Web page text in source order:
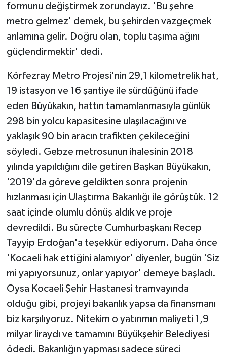
formunu değiştirmek zorundayız. 'Bu şehre
metro gelmez' demek, bu şehirden vazgeçmek
anlamına gelir. Doğru olan, toplu taşıma ağını
güçlendirmektir' dedi.
Körfezray Metro Projesi'nin 29,1 kilometrelik hat,
19 istasyon ve 16 şantiye ile sürdüğünü ifade
eden Büyükakın, hattın tamamlanmasıyla günlük
298 bin yolcu kapasitesine ulaşılacağını ve
yaklaşık 90 bin aracın trafikten çekileceğini
söyledi. Gebze metrosunun ihalesinin 2018
yılında yapıldığını dile getiren Başkan Büyükakın,
'2019'da göreve geldikten sonra projenin
hızlanması için Ulaştırma Bakanlığı ile görüştük. 12
saat içinde olumlu dönüş aldık ve proje
devredildi. Bu süreçte Cumhurbaşkanı Recep
Tayyip Erdoğan'a teşekkür ediyorum. Daha önce
'Kocaeli hak ettiğini alamıyor' diyenler, bugün 'Siz
mi yapıyorsunuz, onlar yapıyor' demeye başladı.
Oysa Kocaeli Şehir Hastanesi tramvayında
olduğu gibi, projeyi bakanlık yapsa da finansmanı
biz karşılıyoruz. Nitekim o yatırımın maliyeti 1,9
milyar liraydı ve tamamını Büyükşehir Belediyesi
ödedi. Bakanlığın yapması sadece süreci